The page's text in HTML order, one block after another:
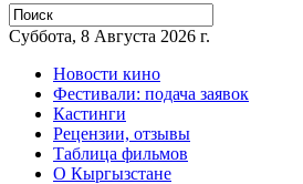
Суббота, 8 Августа 2026 г.
Новости кино
Фестивали: подача заявок
Кастинги
Рецензии, отзывы
Таблица фильмов
О Кыргызстане